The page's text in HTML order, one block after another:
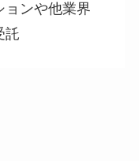
ョンや他業界
託